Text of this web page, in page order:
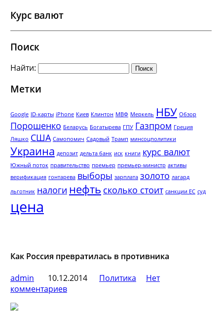
Курс валют
Поиск
Найти:
Метки
Google ID-карты iPhone Киев Клинтон МВФ Меркель НБУ Обзор
Порошенко Беларусь Богатырева ГПУ Газпром Греция
Ляшко США Самопомич Садовый Трамп минсоцполитики
Украина депозит дельта банк иск книги курс валют
Южный поток правительство премьер премьер-министр активы
верификация гонтарева выборы зарплата золото лагард
льготник налоги нефть сколько стоит санкции ЕС суд
цена
Как Россия превратилась в противника
admin
10.12.2014 Политика
Нет
комментариев